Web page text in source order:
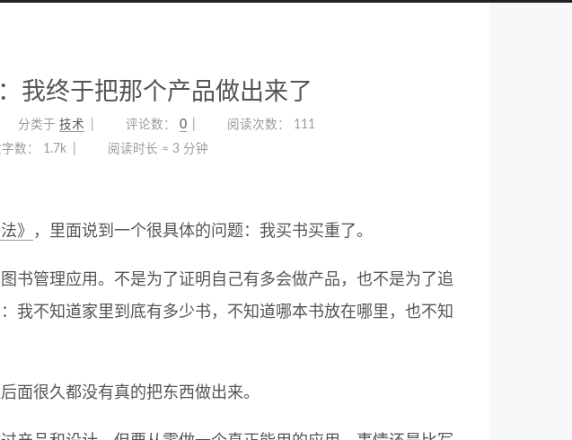
我终于把那个产品做出来了
分类于 技术 评论数： 0 阅读次数：
111
数：
1.7k 阅读时长 ≈ 3 分钟
》 ，里面说到一个很具体的问题：我买书买重了。
书管理应用。不是为了证明自己有多会做产品，也不是为了追
我不知道家里到底有多少书，不知道哪本书放在哪里，也不知
面很久都没有真的把东西做出来。